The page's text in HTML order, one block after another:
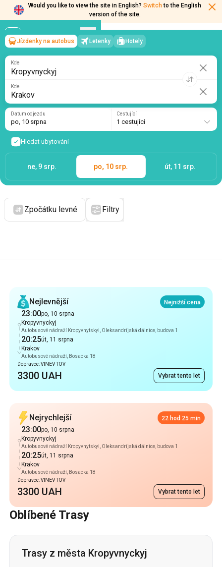
Would you like to view the site in English? Switch to the English
version of the site.
Kropyvnyckyj→Krakov
po, 10 srpna/1 cestující
Jízdenky na autobus Letenky Hotely
Kde
Kde
Datum odjezdu
po, 10 srpna
Cestující
1 cestující
Hledat ubytování
ne, 9 srp. po, 10 srp. út, 11 srp.
Zpočátku levné Filtry
Nejlevnější
Nejnižší cena
23:00po, 10 srpna
Kropyvnyckyj
Autobusové nádraží Kropyvnytskyi, Oleksandrijská dálnice, budova 1
20:25út, 11 srpna
Krakov
Autobusové nádraží, Bosacka 18
Dopravce: VINEV TOV
3300 UAH Vybrat tento let
Nejrychlejší 22 hod 25 min
23:00po, 10 srpna
Kropyvnyckyj
Autobusové nádraží Kropyvnytskyi, Oleksandrijská dálnice, budova 1
20:25út, 11 srpna
Krakov
Autobusové nádraží, Bosacka 18
Dopravce: VINEV TOV
3300 UAH Vybrat tento let
Oblíbené Trasy
Trasy z města Kropyvnyckyj